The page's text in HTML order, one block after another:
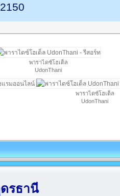
พาราไดซ์โฮเต็ล
UdonThani
พาราไดซ์โฮเต็ล
UdonThani
รธานี